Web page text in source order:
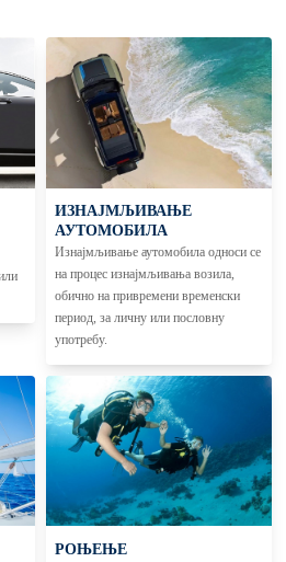
ИЗНАЈМЉИВАЊЕ
АУТОМОБИЛА
Изнајмљивање аутомобила односи се
на процес изнајмљивања возила,
обично на привремени временски
период, за личну или пословну
употребу.
РОЊЕЊЕ